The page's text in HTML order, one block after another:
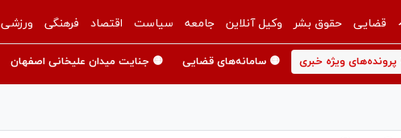
قضایی حقوق بشر وکیل آنلاین جامعه سیاست اقتصاد فرهنگی ورزشی
پرونده‌های ویژه خبری 🟡 سامانه‌های قضایی 🟡 جنایت میدان علیخانی اصفهان